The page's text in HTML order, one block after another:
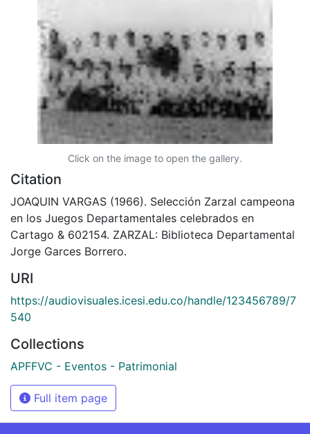
Click on the image to open the gallery.
Citation
JOAQUIN VARGAS (1966). Selección Zarzal campeona
en los Juegos Departamentales celebrados en
Cartago & 602154. ZARZAL: Biblioteca Departamental
Jorge Garces Borrero.
URI
https://audiovisuales.icesi.edu.co/handle/123456789/7
540
Collections
APFFVC - Eventos - Patrimonial
Full item page